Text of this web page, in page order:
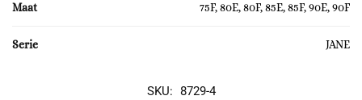
Maat 75F, 80E, 80F, 85E, 85F, 90E, 90F
Serie JANE
SKU: 8729-4